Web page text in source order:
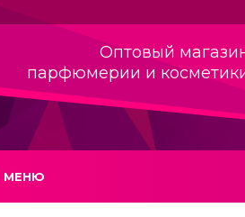
Оптовый
парфюмерии и
МЕНЮ